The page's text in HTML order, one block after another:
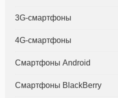
3G-смартфоны
4G-смартфоны
Смартфоны Android
Смартфоны BlackBerry